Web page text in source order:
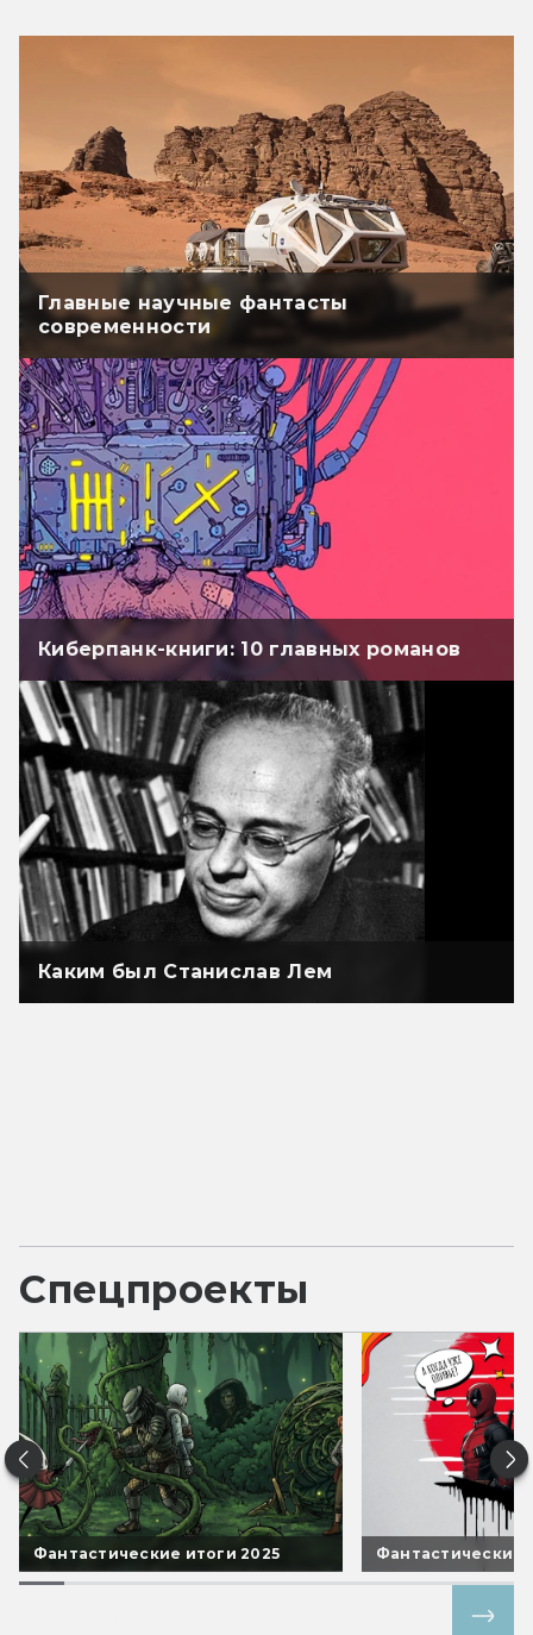
Главные научные фантасты
современности
Киберпанк-книги: 10 главных романов
Каким был Станислав Лем
Спецпроекты
Фантастические итоги 2025 Фантастические